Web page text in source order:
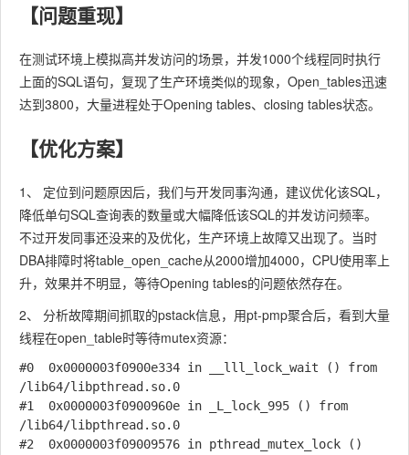
【问题重现】
在测试环境上模拟高并发访问的场景，并发1000个线程同时执行
上面的SQL语句，复现了生产环境类似的现象，Open_tables迅速
达到3800，大量进程处于Opening tables、closing tables状态。
【优化方案】
1、 定位到问题原因后，我们与开发同事沟通，建议优化该SQL，
降低单句SQL查询表的数量或大幅降低该SQL的并发访问频率。
不过开发同事还没来的及优化，生产环境上故障又出现了。当时
DBA排障时将table_open_cache从2000增加4000，CPU使用率上
升，效果并不明显，等待Opening tables的问题依然存在。
2、 分析故障期间抓取的pstack信息，用pt-pmp聚合后，看到大量
线程在open_table时等待mutex资源：
#0  0x0000003f0900e334 in __lll_lock_wait () from
/lib64/libpthread.so.0
#1  0x0000003f0900960e in _L_lock_995 () from
/lib64/libpthread.so.0
#2  0x0000003f09009576 in pthread_mutex_lock ()